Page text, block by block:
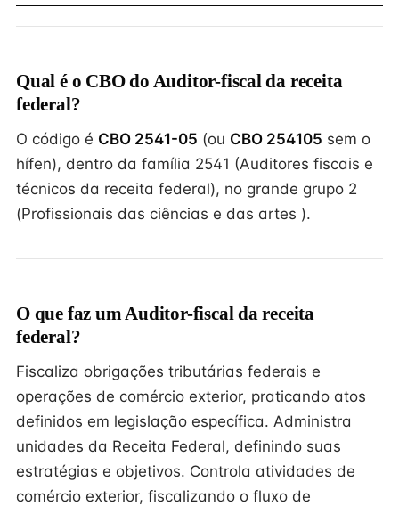
Qual é o CBO do Auditor-fiscal da receita
federal?
O código é CBO 2541-05 (ou CBO 254105 sem o
hífen), dentro da família 2541 (Auditores fiscais e
técnicos da receita federal), no grande grupo 2
(Profissionais das ciências e das artes ).
O que faz um Auditor-fiscal da receita
federal?
Fiscaliza obrigações tributárias federais e
operações de comércio exterior, praticando atos
definidos em legislação específica. Administra
unidades da Receita Federal, definindo suas
estratégias e objetivos. Controla atividades de
comércio exterior, fiscalizando o fluxo de